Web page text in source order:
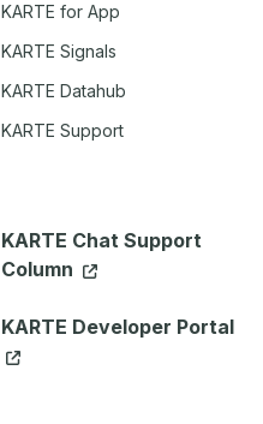
KARTE for App
KARTE Signals
KARTE Datahub
KARTE Support
KARTE Chat Support
Column
KARTE Developer Portal